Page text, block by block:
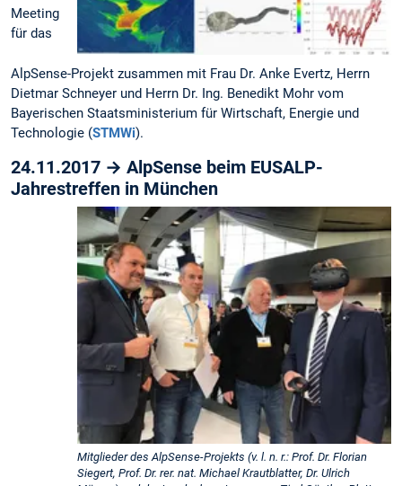
Meeting
für das
AlpSense-Projekt zusammen mit Frau Dr. Anke Evertz, Herrn
Dietmar Schneyer und Herrn Dr. Ing. Benedikt Mohr vom
Bayerischen Staatsministerium für Wirtschaft, Energie und
Technologie (STMWi).
24.11.2017 → AlpSense beim EUSALP-
Jahrestreffen in München
Mitglieder des AlpSense-Projekts (v. l. n. r.: Prof. Dr. Florian
Siegert, Prof. Dr. rer. nat. Michael Krautblatter, Dr. Ulrich